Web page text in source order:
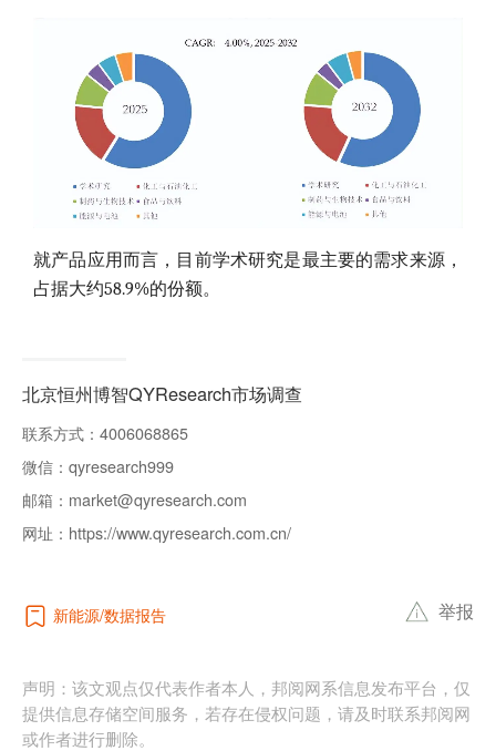
就产品应用而言，目前学术研究是最主要的需求来源，
占据大约58.9%的份额。
北京恒州博智QYResearch市场调查
联系方式： 4006068865
微信： qyresearch999
邮箱： market@qyresearch.com
网址： https://www.qyresearch.com.cn/
新能源 数据报告 举报
声明：该文观点仅代表作者本人，邦阅网系信息发布平台，仅
提供信息存储空间服务，若存在侵权问题，请及时联系邦阅网
或作者进行删除。